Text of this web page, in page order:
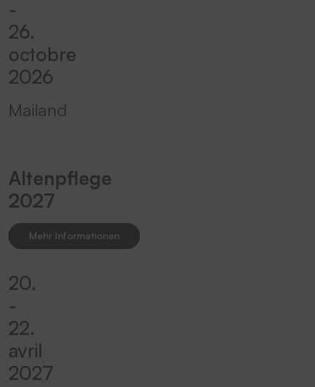
-
26.
octobre
2026
Mailand
Altenpflege
2027
Mehr Informationen
20.
-
22.
avril
2027